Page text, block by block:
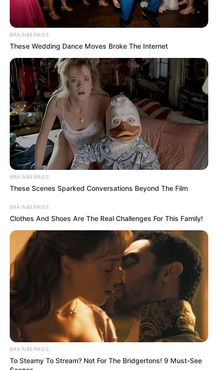
BRAINBERRIES
These Wedding Dance Moves Broke The Internet
BRAINBERRIES
These Scenes Sparked Conversations Beyond The Film
BRAINBERRIES
Clothes And Shoes Are The Real Challenges For This Family!
BRAINBERRIES
To Steamy To Stream? Not For The Bridgertons! 9 Must-See